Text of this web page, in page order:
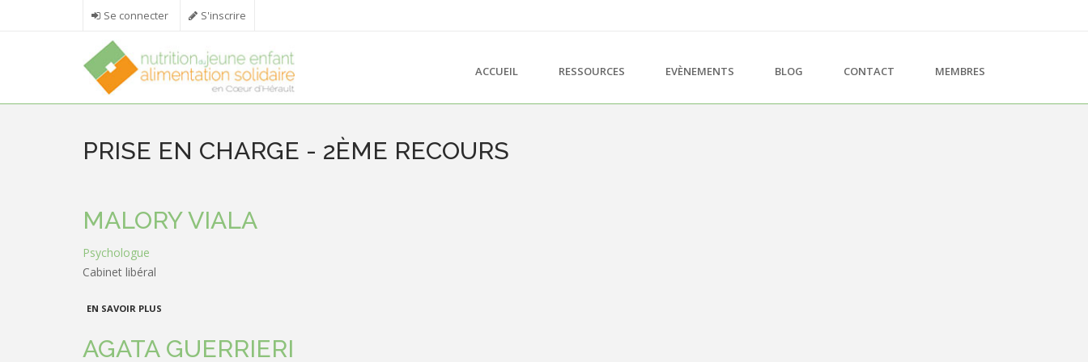
Aller au contenu principalSe connecter S'inscrire
ACCUEIL RESSOURCES EVÈNEMENTS BLOG CONTACT MEMBRES
PRISE EN CHARGE - 2ÈME RECOURS
MALORY VIALA
Psychologue
Cabinet libéral
EN SAVOIR PLUS
AGATA GUERRIERI